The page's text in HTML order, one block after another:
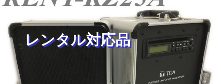
レンタル対応品